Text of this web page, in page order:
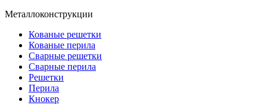
Металлоконструкции
Кованые решетки
Кованые перила
Сварные решетки
Сварные перила
Решетки
Перила
Кнокер